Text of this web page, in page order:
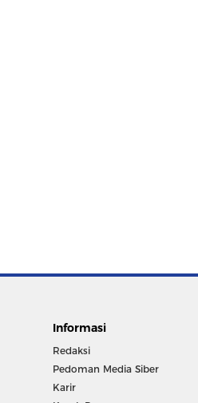
Informasi
Redaksi
Pedoman Media Siber
Karir